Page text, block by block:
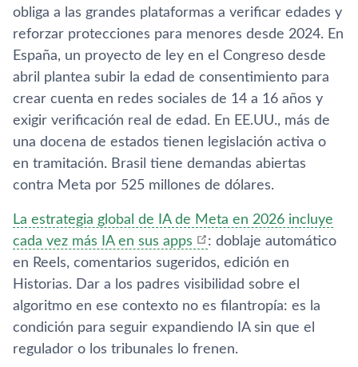
obliga a las grandes plataformas a verificar edades y
reforzar protecciones para menores desde 2024. En
España, un proyecto de ley en el Congreso desde
abril plantea subir la edad de consentimiento para
crear cuenta en redes sociales de 14 a 16 años y
exigir verificación real de edad. En EE.UU., más de
una docena de estados tienen legislación activa o
en tramitación. Brasil tiene demandas abiertas
contra Meta por 525 millones de dólares.
La estrategia global de IA de Meta en 2026 incluye
cada vez más IA en sus apps
: doblaje automático
en Reels, comentarios sugeridos, edición en
Historias. Dar a los padres visibilidad sobre el
algoritmo en ese contexto no es filantropía: es la
condición para seguir expandiendo IA sin que el
regulador o los tribunales lo frenen.